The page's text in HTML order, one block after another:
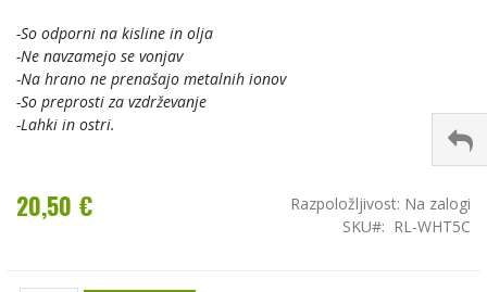
-So odporni na kisline in olja
-Ne navzamejo se vonjav
-Na hrano ne prenašajo metalnih ionov
-So preprosti za vzdrževanje
-Lahki in ostri.
20,50 € Razpoložljivost: Na zalogi
SKU
RL-WHT5C